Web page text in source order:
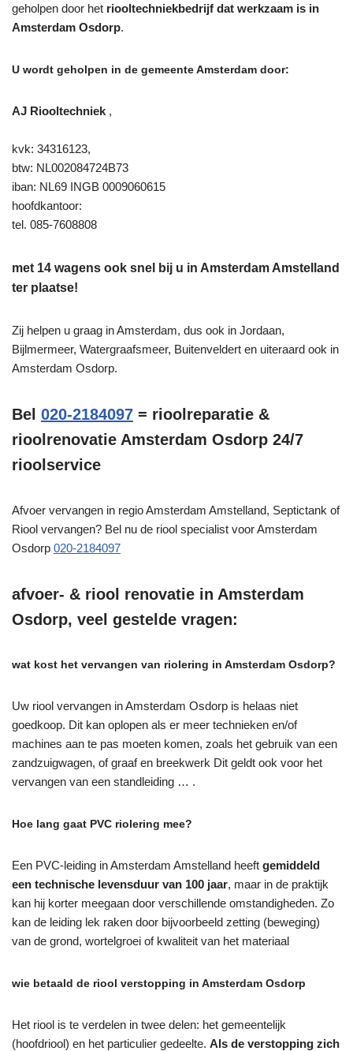
geholpen door het riooltechniekbedrijf dat werkzaam is in
Amsterdam Osdorp.
U wordt geholpen in de gemeente Amsterdam door:
AJ Riooltechniek ,
kvk: 34316123,
btw: NL002084724B73
iban: NL69 INGB 0009060615
hoofdkantoor:
tel. 085-7608808
met 14 wagens ook snel bij u in Amsterdam Amstelland
ter plaatse!
Zij helpen u graag in Amsterdam, dus ook in Jordaan,
Bijlmermeer, Watergraafsmeer, Buitenveldert en uiteraard ook in
Amsterdam Osdorp.
Bel 020-2184097 = rioolreparatie &
rioolrenovatie Amsterdam Osdorp 24/7
rioolservice
Afvoer vervangen in regio Amsterdam Amstelland, Septictank of
Riool vervangen? Bel nu de riool specialist voor Amsterdam
Osdorp 020-2184097
afvoer- & riool renovatie in Amsterdam
Osdorp, veel gestelde vragen:
wat kost het vervangen van riolering in Amsterdam Osdorp?
Uw riool vervangen in Amsterdam Osdorp is helaas niet
goedkoop. Dit kan oplopen als er meer technieken en/of
machines aan te pas moeten komen, zoals het gebruik van een
zandzuigwagen, of graaf en breekwerk Dit geldt ook voor het
vervangen van een standleiding … .
Hoe lang gaat PVC riolering mee?
Een PVC-leiding in Amsterdam Amstelland heeft gemiddeld
een technische levensduur van 100 jaar, maar in de praktijk
kan hij korter meegaan door verschillende omstandigheden. Zo
kan de leiding lek raken door bijvoorbeeld zetting (beweging)
van de grond, wortelgroei of kwaliteit van het materiaal
wie betaald de riool verstopping in Amsterdam Osdorp
Het riool is te verdelen in twee delen: het gemeentelijk
(hoofdriool) en het particulier gedeelte. Als de verstopping zich